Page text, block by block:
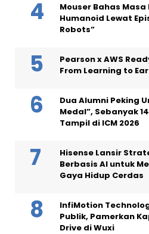
Mouser Bahas
Humanoid Lewat
Robots”
Pearson x AWS
From Learning to
Dua Alumni Peking
Medal”, Sebanyak
Tampil di ICM 2026
Hisense Lansir
Berbasis AI untuk
Gaya Hidup Cerdas
InfiMotion
Publik, Pamerkan
Drive di Wuxi